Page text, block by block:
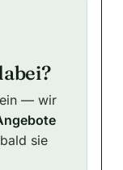
ein — wir
sie